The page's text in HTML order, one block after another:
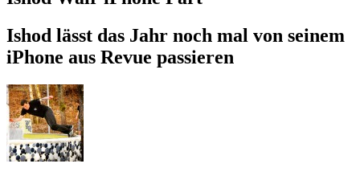
Ishod lässt das Jahr noch mal von seinem
iPhone aus Revue passieren